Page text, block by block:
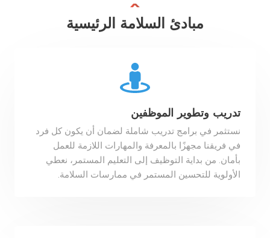
مبادئ السلامة الرئيسية
تدريب وتطوير الموظفين
نستثمر في برامج تدريب شاملة لضمان أن يكون كل فرد
في فريقنا مجهزًا بالمعرفة والمهارات اللازمة للعمل
بأمان. من بداية التوظيف إلى التعليم المستمر، نعطي
الأولوية للتحسين المستمر في ممارسات السلامة.